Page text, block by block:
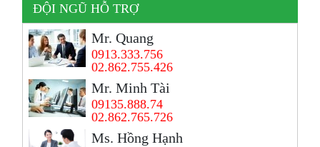
ĐỘI NGŨ HỖ TRỢ
Mr. Quang
0913.333.756
02.862.755.426
Mr. Minh Tài
09135.888.74
02.862.765.726
Ms. Hồng Hạnh